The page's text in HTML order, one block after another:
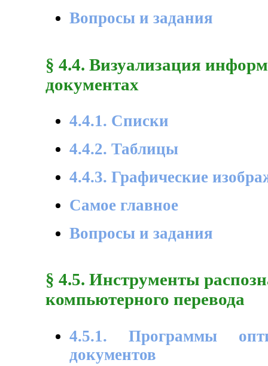
Вопросы и задания
§ 4.4. Визуализация
документах
4.4.1. Списки
4.4.2. Таблицы
4.4.3. Графические
Самое главное
Вопросы и задания
§ 4.5. Инструменты
компьютерного перевода
4.5.1. Программы
документов